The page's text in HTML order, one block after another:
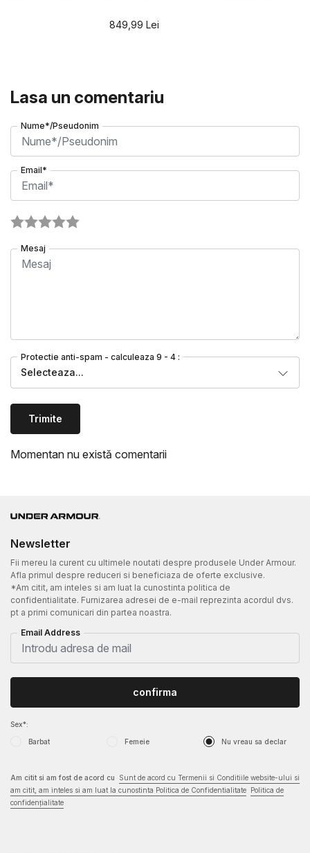
849,99 Lei
Lasa un comentariu
Nume*/Pseudonim
Email*
Mesaj
Protectie anti-spam - calculeaza 9 - 4 :
Selecteaza...
Trimite
Momentan nu există comentarii
Newsletter
Fii mereu la curent cu ultimele noutati despre produsele Under Armour.
Afla primul despre reduceri si beneficiaza de oferte exclusive.
*Am citit, am inteles si am luat la cunostinta politica de
confidentialitate. Furnizarea adresei de e-mail reprezinta acordul dvs.
pt a primi comunicari din partea noastra.
Email Address
Sex*:
Barbat Femeie Nu vreau sa declar
confirma
Am citit si am fost de acord cu
Sunt de acord cu Termenii si Conditiile website-ului si
am citit, am inteles si am luat la cunostinta Politica de Confidentialitate
Politica de
confidențialitate